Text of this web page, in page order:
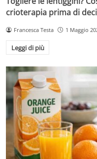
crioterapia prima di
Francesca Testa 1 Maggio
Leggi di più